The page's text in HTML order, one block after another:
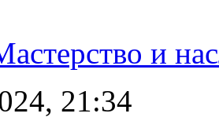
и
21:34